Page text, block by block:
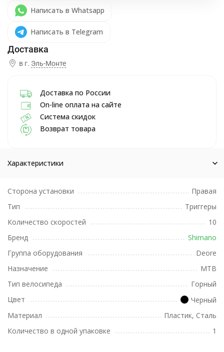
Написать в Whatsapp
Написать в Telegram
в г. Эль-Монте
Доставка по России
On-line оплата на сайте
Система скидок
Возврат товара
Характеристики
Сторона установки
Правая
Тип
Триггеры
Количество скоростей
10
Бренд
Shimano
Группа оборудования
Deore
Назначение
MTB
Тип велосипеда
Горный
Цвет
Черный
Материал
Пластик, Сталь
Количество в одной упаковке
1